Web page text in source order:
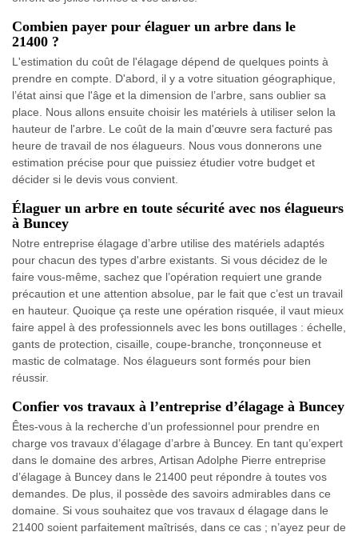
Combien payer pour élaguer un arbre dans le
21400 ?
L'estimation du coût de l'élagage dépend de quelques points à
prendre en compte. D'abord, il y a votre situation géographique,
l’état ainsi que l'âge et la dimension de l’arbre, sans oublier sa
place. Nous allons ensuite choisir les matériels à utiliser selon la
hauteur de l'arbre. Le coût de la main d'œuvre sera facturé pas
heure de travail de nos élagueurs. Nous vous donnerons une
estimation précise pour que puissiez étudier votre budget et
décider si le devis vous convient.
Élaguer un arbre en toute sécurité avec nos élagueurs
à Buncey
Notre entreprise élagage d’arbre utilise des matériels adaptés
pour chacun des types d'arbre existants. Si vous décidez de le
faire vous-même, sachez que l’opération requiert une grande
précaution et une attention absolue, par le fait que c’est un travail
en hauteur. Quoique ça reste une opération risquée, il vaut mieux
faire appel à des professionnels avec les bons outillages : échelle,
gants de protection, cisaille, coupe-branche, tronçonneuse et
mastic de colmatage. Nos élagueurs sont formés pour bien
réussir.
Confier vos travaux à l’entreprise d’élagage à Buncey
Êtes-vous à la recherche d’un professionnel pour prendre en
charge vos travaux d’élagage d’arbre à Buncey. En tant qu’expert
dans le domaine des arbres, Artisan Adolphe Pierre entreprise
d’élagage à Buncey dans le 21400 peut répondre à toutes vos
demandes. De plus, il possède des savoirs admirables dans ce
domaine. Si vous souhaitez que vos travaux d élagage dans le
21400 soient parfaitement maîtrisés, dans ce cas ; n’ayez peur de